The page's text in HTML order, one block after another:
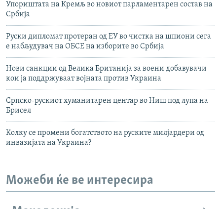
Упориштата на Кремљ во новиот парламентарен состав на
Србија
Руски дипломат протеран од ЕУ во чистка на шпиони сега
е набљудувач на ОБСЕ на изборите во Србија
Нови санкции од Велика Британија за воени добавувачи
кои ја поддржуваат војната против Украина
Српско-рускиот хуманитарен центар во Ниш под лупа на
Брисел
Колку се промени богатството на руските милјардери од
инвазијата на Украина?
Можеби ќе ве интересира